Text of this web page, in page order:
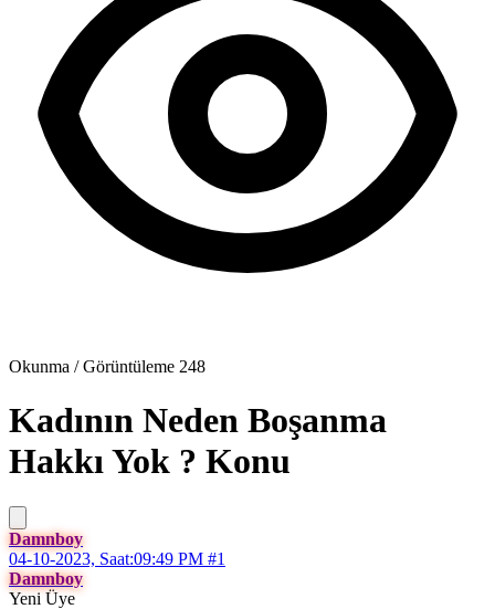
Okunma / Görüntüleme 248
Kadının Neden Boşanma
Hakkı Yok ? Konu
Damnboy
04-10-2023, Saat:09:49 PM #1
Damnboy
Yeni Üye